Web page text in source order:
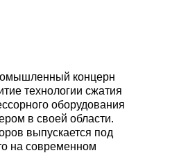
концерн
технологии сжатия
оборудования
в своей области.
выпускается под
на современном